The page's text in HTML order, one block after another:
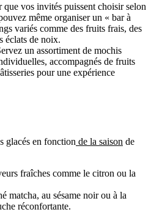
que vos invités puissent choisir selon
même organiser un « bar à
variés comme des fruits frais, des
éclats de noix.
un assortiment de mochis
accompagnés de fruits
pour une expérience
glacés en fonction de la saison de
fraîches comme le citron ou la
matcha, au sésame noir ou à la
réconfortante.